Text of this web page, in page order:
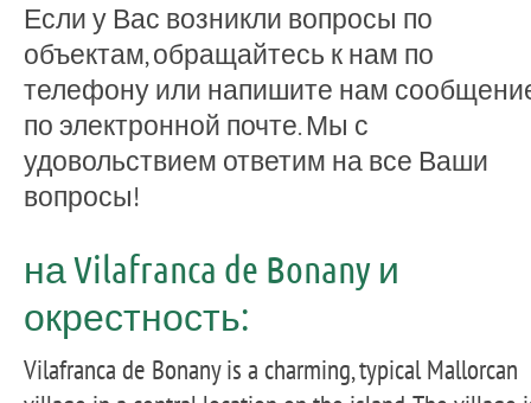
Если у Вас возникли вопросы по
объектам, обращайтесь к нам по
телефону или напишите нам
по электронной почте. Мы с
удовольствием ответим на все Ваши
вопросы!
на Vilafranca de Bonany и
окрестность:
Vilafranca de Bonany is a charming, typical Mallorcan